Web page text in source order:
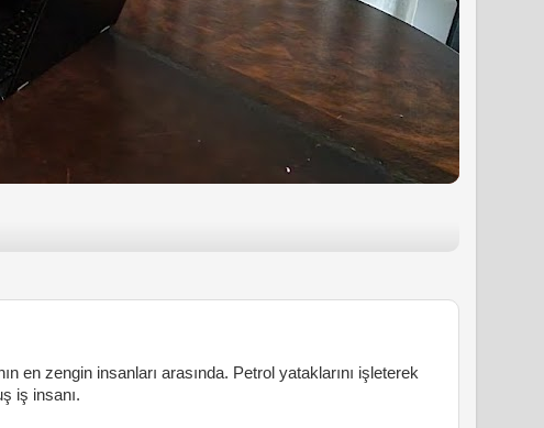
en zengin insanları arasında. Petrol yataklarını işleterek
iş insanı.